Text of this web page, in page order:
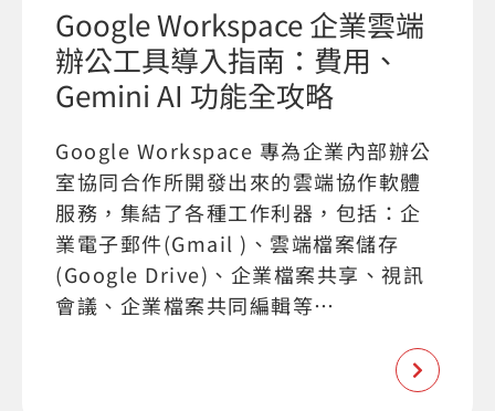
Google Workspace 企業雲端
辦公工具導入指南：費用、
Gemini AI 功能全攻略
Google Workspace 專為企業內部辦公
室協同合作所開發出來的雲端協作軟體
服務，集結了各種工作利器，包括：企
業電子郵件(Gmail )、雲端檔案儲存
(Google Drive)、企業檔案共享、視訊
會議、企業檔案共同編輯等…